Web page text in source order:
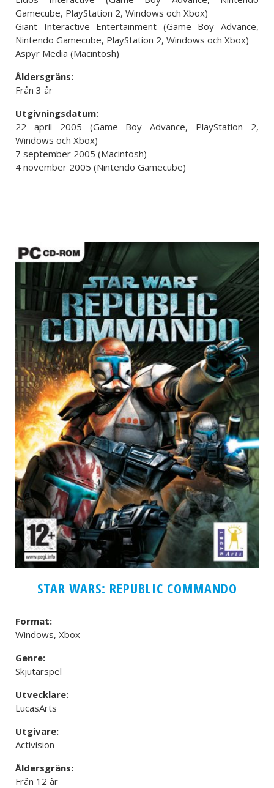
Gamecube, PlayStation 2, Windows och Xbox)
Giant Interactive Entertainment (Game Boy Advance,
Nintendo Gamecube, PlayStation 2, Windows och Xbox)
Aspyr Media (Macintosh)
Åldersgräns:
Från 3 år
Utgivningsdatum:
22 april 2005 (Game Boy Advance, PlayStation 2,
Windows och Xbox)
7 september 2005 (Macintosh)
4 november 2005 (Nintendo Gamecube)
STAR WARS: REPUBLIC COMMANDO
Format:
Windows, Xbox
Genre:
Skjutarspel
Utvecklare:
LucasArts
Utgivare:
Activision
Åldersgräns:
Från 12 år